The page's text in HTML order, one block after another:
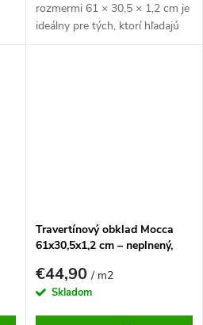
rozmermi 61 × 30,5 × 1,2 cm je
ideálny pre tých, ktorí hľadajú
moderný a elegantný prírodný
Travertínový obklad Mocca
61x30,5x1,2 cm – neplnený,
stenu
€44,90/ m2
Skladom